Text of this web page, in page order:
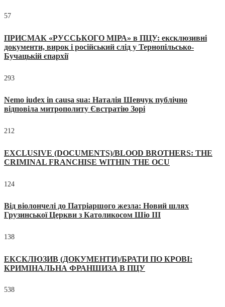
57
ПРИСМАК «РУССЬКОГО МІРА» в ПЦУ: ексклюзивні
документи, вирок і російський слід у Тернопільсько-
Бучацькій єпархії
293
Nemo iudex in causa sua: Наталія Шевчук публічно
відповіла митрополиту Євстратію Зорі
212
EXCLUSIVE (DOCUMENTS)/BLOOD BROTHERS: THE
CRIMINAL FRANCHISE WITHIN THE OCU
124
Від віолончелі до Патріаршого жезла: Новий шлях
Грузинської Церкви з Католикосом Шіо III
138
ЕКСКЛЮЗИВ (ДОКУМЕНТИ)/БРАТИ ПО КРОВІ:
КРИМІНАЛЬНА ФРАНШИЗА В ПЦУ
538